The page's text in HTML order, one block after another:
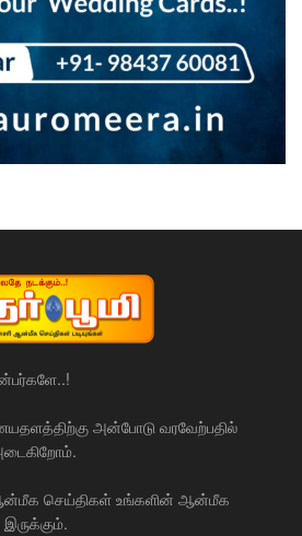
அன்போடு வரவேற்பதில்
செய்திகள் உங்களின் ஆன்மீக
இருக்கும்.